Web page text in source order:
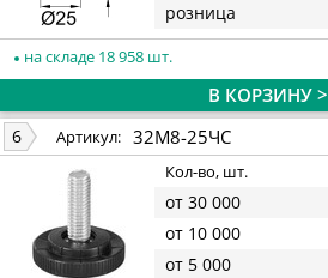
розница
на складе 18 958 шт.
В КОРЗИНУ >
6 Артикул: 32М8-25ЧС
Кол-во, шт.
от 30 000
от 10 000
от 5 000